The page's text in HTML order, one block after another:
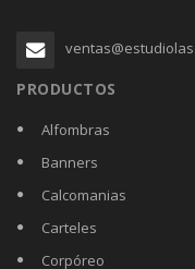
PRODUCTOS
Alfombras
Banners
Calcomanias
Carteles
Corpóreo